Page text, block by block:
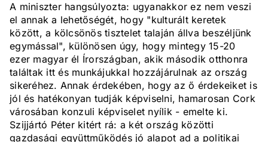
A miniszter hangsúlyozta: ugyanakkor ez nem veszi
el annak a lehetőségét, hogy "kulturált keretek
között, a kölcsönös tisztelet talaján állva beszéljünk
egymással", különösen úgy, hogy mintegy 15-20
ezer magyar él Írországban, akik második otthonra
találtak itt és munkájukkal hozzájárulnak az ország
sikeréhez. Annak érdekében, hogy az ő érdekeiket is
jól és hatékonyan tudják képviselni, hamarosan Cork
városában konzuli képviselet nyílik - emelte ki.
Szijjártó Péter kitért rá: a két ország közötti
gazdasági együttműködés jó alapot ad a politikai